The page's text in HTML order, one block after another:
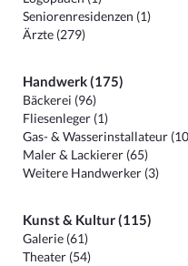
Seniorenresidenzen (1)
Ärzte (279)
Handwerk (175)
Bäckerei (96)
Fliesenleger (1)
Gas- & Wasserinstallateur
Maler & Lackierer (65)
Weitere Handwerker (3)
Kunst & Kultur (115)
Galerie (61)
Theater (54)